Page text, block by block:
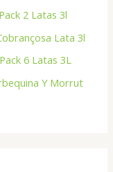
2 Latas 3l
Lata 3l
6 Latas 3L
Y Morrut